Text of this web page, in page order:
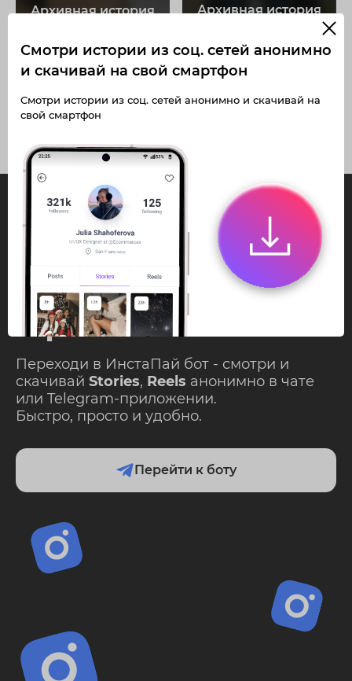
Архивная история
Загружайте истории без
Архивная история
Получите доступ к архивным
публикациям anastasiiatsoy
Загружайте истории без
InstaPie
Смотри Stories и
скачивай Reels без
ограничений!
Переходи в ИнстаПай бот - смотри и
скачивай Stories, Reels анонимно в чате
или Telegram-приложении.
Быстро, просто и удобно.
Перейти к боту
Смотри истории из соц. сетей анонимно
и скачивай на свой смартфон
Смотри истории из соц. сетей анонимно и скачивай на
свой смартфон